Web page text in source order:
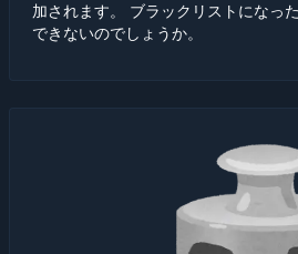
加されます。 ブラックリストになっ
できないのでしょうか。